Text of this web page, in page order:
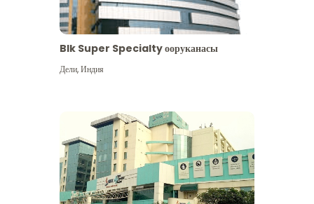
Blk Super Specialty ооруканасы
Дели,Индия